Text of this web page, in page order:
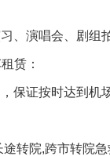
、演唱会、剧
赁：
保证按时达到机
转院,跨市转院